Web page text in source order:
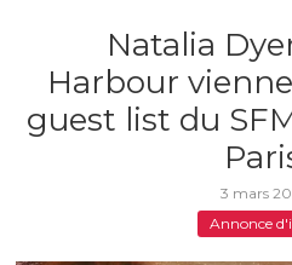
The
Stars
Natalia
Harbour
guest list du
3 mars
Annonce